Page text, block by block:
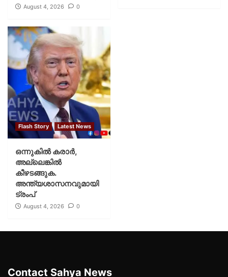
August 4, 2026 0
Flash Story Latest News
ഒന്നുകില്‍ കരാര്‍,
അല്ലെങ്കില്‍
കീഴടങ്ങുക.
അന്ത്യശാസനവുമായി
ട്രംപ്
August 4, 2026 0
Contact Sahya News